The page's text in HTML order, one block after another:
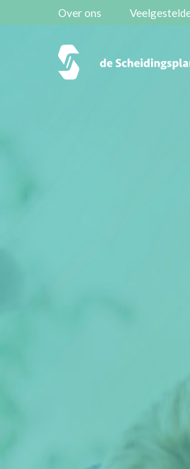
Over ons
Onze diensten
Vestigingen
Thema van de